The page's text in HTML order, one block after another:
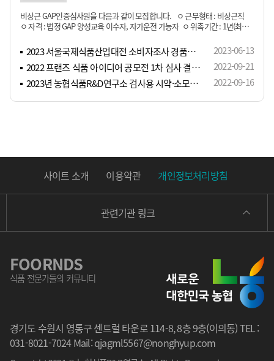
비상근 GAP인증심사원을 다음과 같이 모집합니다. ㅇ 근무형태 : 비상근직
ㅇ 자격 : 법정 GAP 양성교육 이수자, 자가운전 가능자 ㅇ 위촉기간 : 1년(최대
경기도 수원시 영통구 센트럴타운로 114-8, 5층, 031-8021-7041 ㅇ 접수 방법 :
이메일(nhgap@daum.net) ㅇ 제..
2023 서울국제식품산업대전 소비자조사 경품이벤트 추첨 결과 안내
2023-06-13
2022 프랜즈 식품 아이디어 공모전 1차 심사 결과 안내
2022-09-21
2023년 농협식품R&D연구소 검사용 시약·소모품 입찰[농식연_제2022-5호]
2022-09-16
「2022 프랜즈 식품 아이디어 공모전 」공고
2022-08-31
사이트 소개 이용약관 개인정보처리방침
관련기관 링크
FOORNDS
식품 전문가들의 커뮤니티
경기도 수원시 영통구 센트럴 타운로 114-8, 8층 9층(이의동) TEL :
031-8021-7024 Mail: qjagml5567@nonghyup.com